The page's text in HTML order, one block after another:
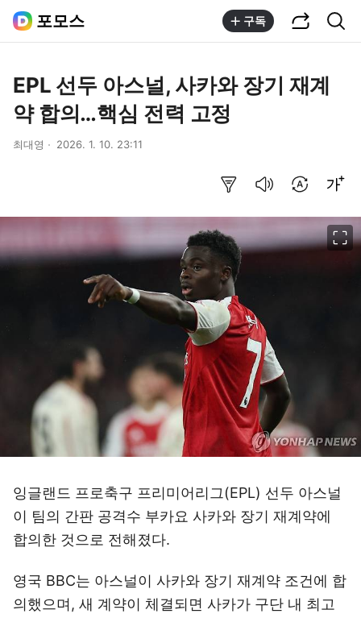
포모스 구독
EPL 선두 아스널, 사카와 장기 재계
약 합의…핵심 전력 고정
최대영 2026. 1. 10. 23:11
잉글랜드 프로축구 프리미어리그(EPL) 선두 아스널
이 팀의 간판 공격수 부카요 사카와 장기 재계약에
합의한 것으로 전해졌다.
영국 BBC는 아스널이 사카와 장기 재계약 조건에 합
의했으며, 새 계약이 체결되면 사카가 구단 내 최고